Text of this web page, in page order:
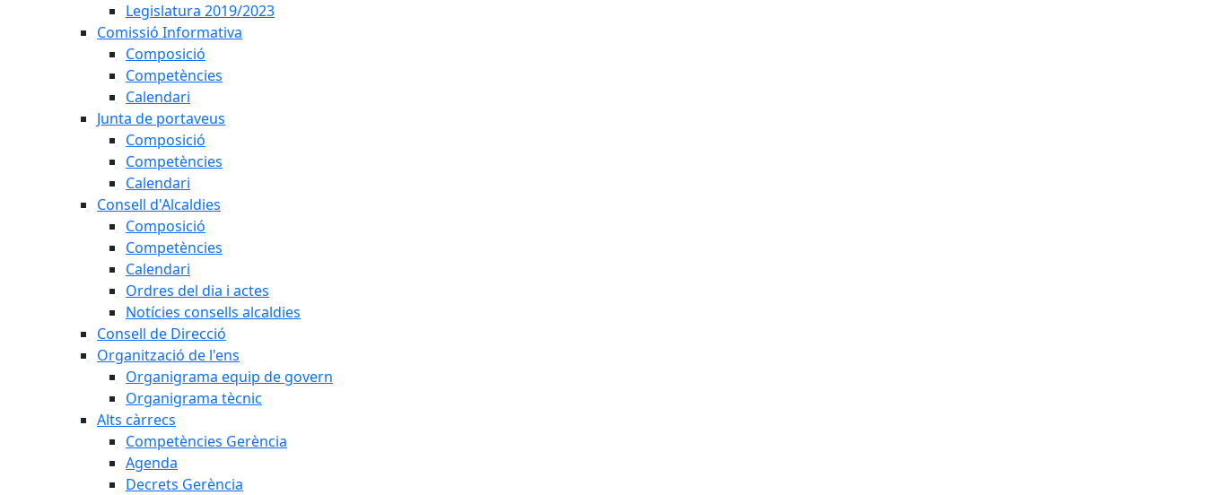
Legislatura 2019/2023
Comissió Informativa
Composició
Competències
Calendari
Junta de portaveus
Composició
Competències
Calendari
Consell d'Alcaldies
Composició
Competències
Calendari
Ordres del dia i actes
Notícies consells alcaldies
Consell de Direcció
Organització de l'ens
Organigrama equip de govern
Organigrama tècnic
Alts càrrecs
Competències Gerència
Agenda
Decrets Gerència